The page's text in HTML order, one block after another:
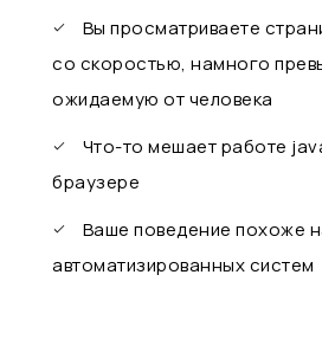
Вы просматриваете
со скоростью, намного
ожидаемую от человека
Что-то мешает работе
браузере
Ваше поведение похоже
автоматизированных систем